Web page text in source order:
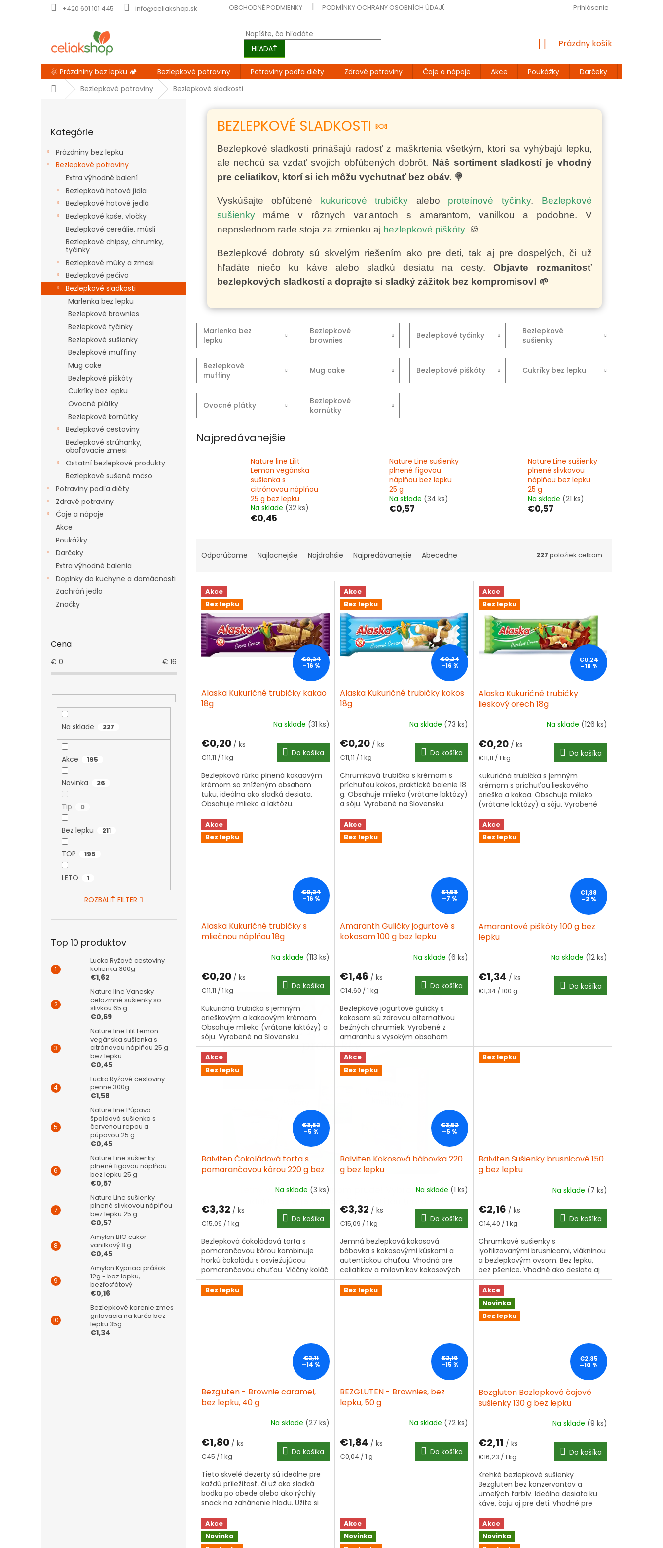
na
+420 601 101 445 info@celiakshop.sk OBCHODNÉ PODMIENKY PODMÍNKY OCHRANY OSOBNÍCH ÚDAJŮ KONTAKT DOPRAVA A PLATBA
Prihlásenie
HĽADAŤ
NÁKUPNÝ
Prázdny košík
🌞 Prázdniny bez lepku 🏕️ Bezlepkové potraviny Potraviny podľa diéty Zdravé potraviny Čaje a nápoje Akce Poukážky Darčeky
DomovBezlepkové potraviny Bezlepkové sladkosti
kategórie
Kategórie
Prázdniny bez lepku
Bezlepkové potraviny
Extra výhodné balení
Bezlepková hotová jídla
Bezlepkové hotové jedlá
Bezlepkové kaše, vločky
Bezlepkové cereálie, müsli
Bezlepkové chipsy, chrumky,
tyčinky
Bezlepkové múky a zmesi
Bezlepkové pečivo
Bezlepkové sladkosti
Marlenka bez lepku
Bezlepkové brownies
Bezlepkové tyčinky
Bezlepkové sušienky
Bezlepkové muffiny
Mug cake
Bezlepkové piškóty
Cukríky bez lepku
Ovocné plátky
Bezlepkové kornútky
Bezlepkové cestoviny
Bezlepkové strúhanky,
obaľovacie zmesi
Ostatní bezlepkové produkty
Bezlepkové sušené mäso
Potraviny podľa diéty
Zdravé potraviny
Čaje a nápoje
Akce
Poukážky
Darčeky
Extra výhodné balenia
Doplnky do kuchyne a domácnosti
Zachráň jedlo
Značky
Cena
€ 0 € 16
Na sklade 227
Akce 195
Novinka 26
Tip 0
Bez lepku 211
TOP 195
LETO 1
ROZBALIŤ FILTER
Top 10 produktov
Lucka Ryžové cestoviny
kolienka 300g
€1,62
Nature line Vanesky
celozrnné sušienky so
slivkou 65 g
€0,69
Nature line Lilit Lemon
vegánska sušienka s
citrónovou náplňou 25 g
bez lepku
€0,45
Lucka Ryžové cestoviny
penne 300g
€1,58
Nature line Púpava
špaldová sušienka s
červenou repou a
púpavou 25 g
€0,45
Nature Line sušienky
plnené figovou náplňou
bez lepku 25 g
€0,57
Nature Line sušienky
plnené slivkovou náplňou
bez lepku 25 g
€0,57
Amylon BIO cukor
vanilkový 8 g
€0,45
Amylon Kypriaci prášok
12g - bez lepku,
bezfosfátový
€0,16
Bezlepkové korenie zmes
grilovacia na kurča bez
lepku 35g
€1,34
BEZLEPKOVÉ SLADKOSTI 🍬
Bezlepkové sladkosti prinášajú radosť z maškrtenia všetkým, ktorí sa vyhýbajú lepku,
ale nechcú sa vzdať svojich obľúbených dobrôt. Náš sortiment sladkostí je vhodný
pre celiatikov, ktorí si ich môžu vychutnať bez obáv. 🍭
Vyskúšajte obľúbené kukuricové trubičky alebo proteínové tyčinky. Bezlepkové
sušienkymáme v rôznych variantoch s amarantom, vanilkou a podobne. V
neposlednom rade stoja za zmienku aj bezlepkové piškóty. 🍪
Bezlepkové dobroty sú skvelým riešením ako pre deti, tak aj pre dospelých, či už
hľadáte niečo ku káve alebo sladkú desiatu na cesty.Objavte rozmanitosť
bezlepkových sladkostí a doprajte si sladký zážitok bez kompromisov! 🌱
Marlenka bez
lepku
Bezlepkové
brownies
Bezlepkové tyčinky
Bezlepkové
sušienky
Bezlepkové
muffiny
Mug cake Bezlepkové piškóty Cukríky bez lepku
Ovocné plátky
Bezlepkové
kornútky
Najpredávanejšie
Nature line Lilit
Lemon vegánska
sušienka s
citrónovou náplňou
25 g bez lepku
Na sklade (32 ks)
€0,45
Nature Line sušienky
plnené figovou
náplňou bez lepku
25 g
Na sklade (34 ks)
€0,57
Nature Line sušienky
plnené slivkovou
náplňou bez lepku
25 g
Na sklade (21 ks)
€0,57
a
n
e
p
o
d
o
Odporúčame Najlacnejšie Najdrahšie Najpredávanejšie Abecedne 227 položiek celkom
V
p
p
Akce
Bez lepku
€0,24
–16 %
Alaska Kukuričné trubičky kakao
18g
produktu
je
4,3
z
5
hviezdičiek.
Na sklade (31 ks)
€0,20 / ks
Jednotková
€11,11 / 1 kg Do košíka
Bezlepková rúrka plnená kakaovým
krémom so zníženým obsahom
tuku, ideálna ako sladká desiata.
Obsahuje mlieko a laktózu.
Akce
Bez lepku
€0,24
–16 %
Alaska Kukuričné trubičky kokos
18g
Na sklade (73 ks)
€0,20 / ks
Jednotková
€11,11 / 1 kg Do košíka
Chrumkavá trubička s krémom s
príchuťou kokos, praktické balenie 18
g. Obsahuje mlieko (vrátane laktózy)
a sóju. Vyrobené na Slovensku.
Akce
Bez lepku
€0,24
–16 %
Alaska Kukuričné trubičky
lieskový orech 18g
Na sklade (126 ks)
€0,20 / ks
Jednotková
€11,11 / 1 kg Do košíka
Kukuričná trubička s jemným
krémom s príchuťou lieskového
orieška a kakaa. Obsahuje mlieko
(vrátane laktózy) a sóju. Vyrobené
na Slovensku.
Akce
Bez lepku
€0,24
–16 %
Alaska Kukuričné trubičky s
mliečnou náplňou 18g
produktu
je
4,7
z
5
hviezdičiek.
Na sklade (113 ks)
€0,20 / ks
Jednotková
€11,11 / 1 kg Do košíka
Kukuričná trubička s jemným
orieškovým a kakaovým krémom.
Obsahuje mlieko (vrátane laktózy) a
sóju. Vyrobené na Slovensku.
Akce
Bez lepku
€1,58
–7 %
Amaranth Guličky jogurtové s
kokosom 100 g bez lepku
Na sklade (6 ks)
€1,46 / ks
Jednotková
€14,60 / 1 kg Do košíka
Bezlepkové jogurtové guličky s
kokosom sú zdravou alternatívou
bežných chrumiek. Vyrobené z
amarantu s vysokým obsahom
bielkovín a vlákniny, ideálne pre deti
aj dospelých.
Akce
Bez lepku
€1,38
–2 %
Amarantové piškóty 100 g bez
lepku
Na sklade (12 ks)
€1,34 / ks
Jednotková
€1,34 / 100 g Do košíka
Akce
Bez lepku
€3,52
–5 %
Balviten Čokoládová torta s
pomarančovou kôrou 220 g bez
Na sklade (3 ks)
€3,32 / ks
Jednotková
€15,09 / 1 kg Do košíka
Bezlepková čokoládová torta s
pomarančovou kôrou kombinuje
horkú čokoládu s osviežujúcou
pomarančovou chuťou. Vláčny koláč
špeciálne vyvinutý pre osoby s
neznášanlivosťou lepku.
Akce
Bez lepku
€3,52
–5 %
Balviten Kokosová bábovka 220
g bez lepku
Na sklade (1 ks)
€3,32 / ks
Jednotková
€15,09 / 1 kg Do košíka
Jemná bezlepková kokosová
bábovka s kokosovými kúskami a
autentickou chuťou. Vhodná pre
celiatikov a milovníkov kokosových
dezertov.
Bez lepku
Balviten Sušienky brusnicové 150
g bez lepku
Na sklade (7 ks)
€2,16 / ks
Jednotková
€14,40 / 1 kg Do košíka
Chrumkavé sušienky s
lyofilizovanými brusnicami, vlákninou
a bezlepkovým ovsom. Bez lepku,
bez pšenice. Vhodné ako desiata aj
sladkosť ku káve. Viac informácií ▾
Bez lepku
€2,11
–14 %
Bezgluten - Brownie caramel,
bez lepku, 40 g
Na sklade (27 ks)
€1,80 / ks
Jednotková
€45 / 1 kg Do košíka
Tieto skvelé dezerty sú ideálne pre
každú príležitosť, či už ako sladká
bodka po obede alebo ako rýchly
snack na zahánenie hladu. Užite si
chuť, ktorú si zamilujete!
Bez lepku
€2,19
–15 %
BEZGLUTEN - Brownies, bez
lepku, 50 g
Na sklade (72 ks)
€1,84 / ks
Jednotková
€0,04 / 1 g Do košíka
Akce
Novinka
Bez lepku
€2,35
–10 %
Bezgluten Bezlepkové čajové
sušienky 130 g bez lepku
Na sklade (9 ks)
€2,11 / ks
Jednotková
€16,23 / 1 kg Do košíka
Krehké bezlepkové sušienky
Bezgluten bez konzervantov a
umelých farbív. Ideálna desiata ku
káve, čaju aj pre deti. Vhodné pre
celiatikov!
Akce
Novinka
Akce
Novinka
Akce
Novinka
×
Letný výpredajje v plnom prúde! Vybrané
týždeň.🧡